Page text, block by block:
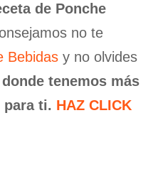
de Ponche
no te
Bebidas y no olvides
tenemos más
para ti. HAZ CLICK